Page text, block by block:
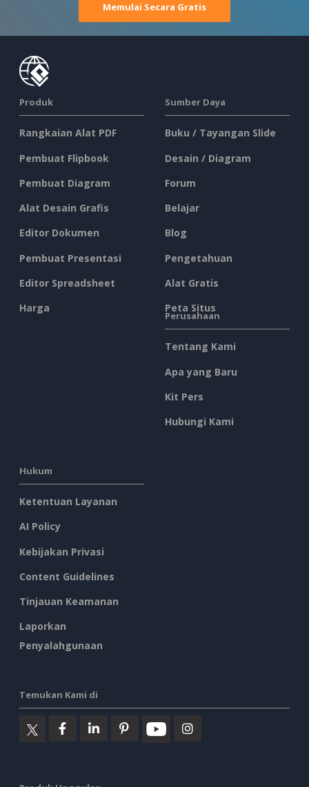
Memulai Secara Gratis
Produk
Rangkaian Alat PDF
Pembuat Flipbook
Pembuat Diagram
Alat Desain Grafis
Editor Dokumen
Pembuat Presentasi
Editor Spreadsheet
Harga
Sumber Daya
Buku / Tayangan Slide
Desain / Diagram
Forum
Belajar
Blog
Pengetahuan
Alat Gratis
Peta Situs
Perusahaan
Tentang Kami
Apa yang Baru
Kit Pers
Hubungi Kami
Hukum
Ketentuan Layanan
AI Policy
Kebijakan Privasi
Content Guidelines
Tinjauan Keamanan
Laporkan
Penyalahgunaan
Temukan Kami di